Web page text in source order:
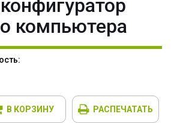
компьютера
В КОРЗИНУ РАСПЕЧАТАТЬ